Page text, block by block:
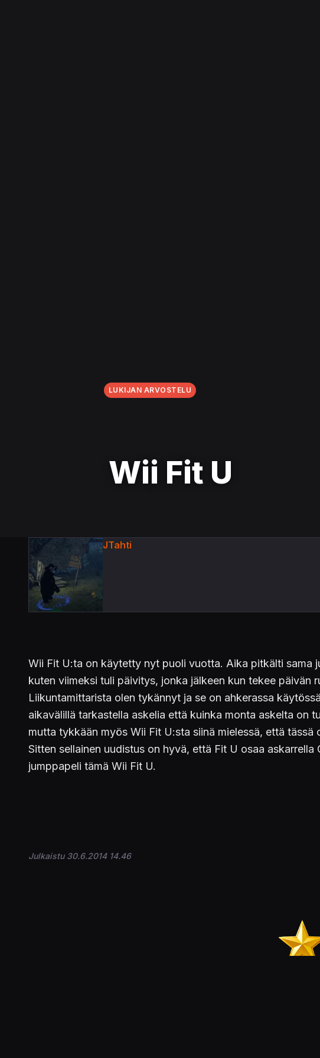
LUKIJAN ARVOSTELU
Wii Fit U
JTahti
Wii Fit U:ta on käytetty nyt puoli vuotta. Aika pitkälti sama
kuten viimeksi tuli päivitys, jonka jälkeen kun tekee päivän
Liikuntamittarista olen tykännyt ja se on ahkerassa
aikavälillä tarkastella askelia että kuinka monta askelta on
mutta tykkään myös Wii Fit U:sta siinä mielessä, että
Sitten sellainen uudistus on hyvä, että Fit U osaa
jumppapeli tämä Wii Fit U.
Julkaistu 30.6.2014 14.46